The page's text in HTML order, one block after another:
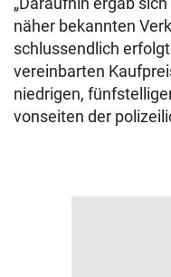
näher bekannten
schlussendlich
vereinbarten
niedrigen,
vonseiten der